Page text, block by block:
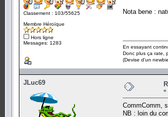
Classement : 103/55625
Membre Héroïque
Hors ligne
Messages: 1283
Nota bene :
En essayant
Donc plus ça rate,
(Devise d'un
JLuc69
«
CommComm,
NB : loin du